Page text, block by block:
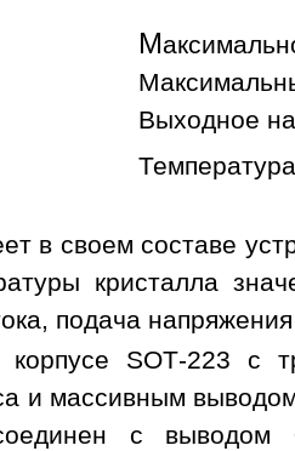
М
Выходное
в своем составе
кристалла
подача
корпусе SOT-223 с
и массивным
с выводом